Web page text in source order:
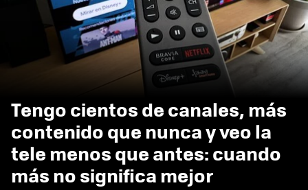
Tengo cientos de canales, más
contenido que nunca y veo la
tele menos que antes: cuando
más no significa mejor